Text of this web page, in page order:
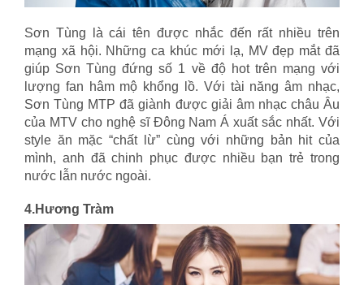
Sơn Tùng là cái tên được nhắc đến rất nhiều trên
mạng xã hội. Những ca khúc mới lạ, MV đẹp mắt đã
giúp Sơn Tùng đứng số 1 về độ hot trên mạng với
lượng fan hâm mộ khổng lồ. Với tài năng âm nhạc,
Sơn Tùng MTP đã giành được giải âm nhạc châu Âu
của MTV cho nghệ sĩ Đông Nam Á xuất sắc nhất. Với
style ăn mặc “chất lừ” cùng với những bản hit của
mình, anh đã chinh phục được nhiều bạn trẻ trong
nước lẫn nước ngoài.
4.Hương Tràm